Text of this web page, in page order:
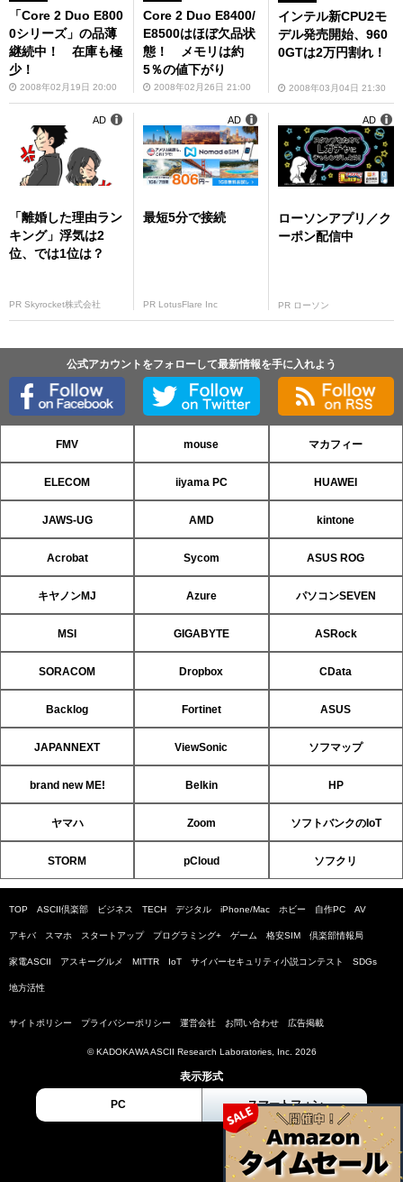
「Core 2 Duo E800
0シリーズ」の品薄
継続中！ 在庫も極
少！
2008年02月19日 20:00
Core 2 Duo E8400/
E8500はほぼ欠品状
態！ メモリは約
5％の値下がり
2008年02月26日 21:00
インテル新CPU2モ
デル発売開始、960
0GTは2万円割れ！
2008年03月04日 21:30
「離婚した理由ラン
キング」浮気は2
位、では1位は？
PR Skyrocket株式会社
AD
最短5分で接続
PR LotusFlare Inc
AD
ローソンアプリ／ク
ーポン配信中
PR ローソン
AD
公式アカウントをフォローして最新情報を手に入れよう
FMV mouse マカフィー
ELECOM iiyama PC HUAWEI
JAWS-UG AMD kintone
Acrobat Sycom ASUS ROG
キヤノンMJ Azure パソコンSEVEN
MSI GIGABYTE ASRock
SORACOM Dropbox CData
Backlog Fortinet ASUS
JAPANNEXT ViewSonic ソフマップ
brand new ME! Belkin HP
ヤマハ Zoom ソフトバンクのIoT
STORM pCloud ソフクリ
TOP ASCII倶楽部 ビジネス TECH デジタル iPhone/Mac ホビー 自作PC AV
アキバ スマホ スタートアップ プログラミング+ ゲーム 格安SIM 倶楽部情報局
家電ASCII アスキーグルメ MITTR IoT サイバーセキュリティ小説コンテスト SDGs
地方活性
サイトポリシー プライバシーポリシー 運営会社 お問い合わせ 広告掲載
© KADOKAWA ASCII Research Laboratories, Inc. 2026
表示形式
PC スマートフォン